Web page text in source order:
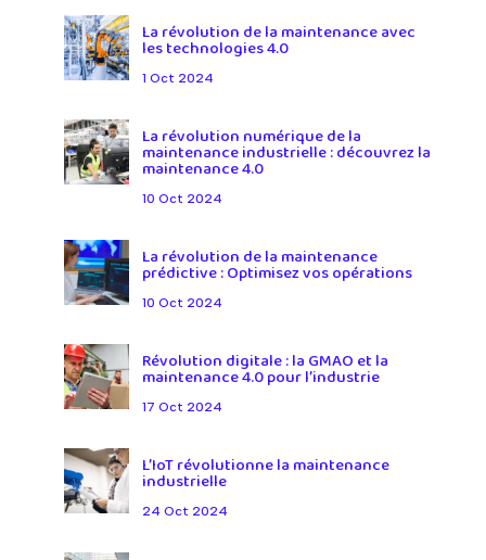
La révolution de la maintenance avec
les technologies 4.0
1 Oct 2024
La révolution numérique de la
maintenance industrielle : découvrez la
maintenance 4.0
10 Oct 2024
La révolution de la maintenance
prédictive : Optimisez vos opérations
10 Oct 2024
Révolution digitale : la GMAO et la
maintenance 4.0 pour l’industrie
17 Oct 2024
L’IoT révolutionne la maintenance
industrielle
24 Oct 2024